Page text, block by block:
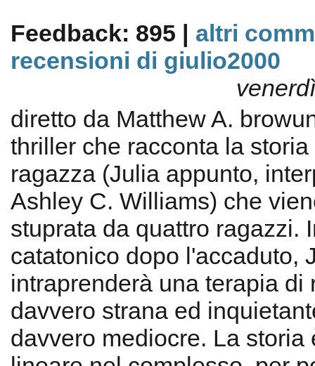
Feedback: 895 | altri
recensioni di giulio2000
diretto da Matthew A.
thriller che racconta la
ragazza (Julia appunto,
Ashley C. Williams) che
stuprata da quattro ragazzi.
catatonico dopo l'accaduto,
intraprenderà una terapia di
davvero strana ed
davvero mediocre. La storia